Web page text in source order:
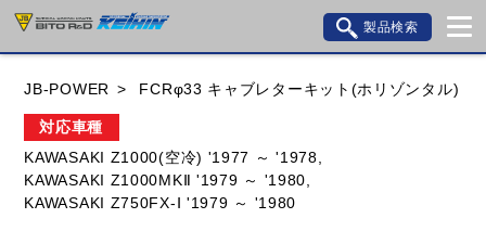
製品検索
HONDA YAMAHA SUZUKI
JB-POWER FCRφ33 キャブレターキット(ホリゾンタル)
対応車種
KAWASAKI Z1000(空冷) '1977 ～ '1978,
KAWASAKI Z1000MKⅡ '1979 ～ '1980,
KAWASAKI Z750FX-Ⅰ '1979 ～ '1980